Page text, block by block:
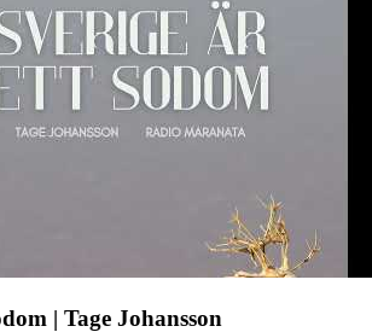
| Tage Johansson